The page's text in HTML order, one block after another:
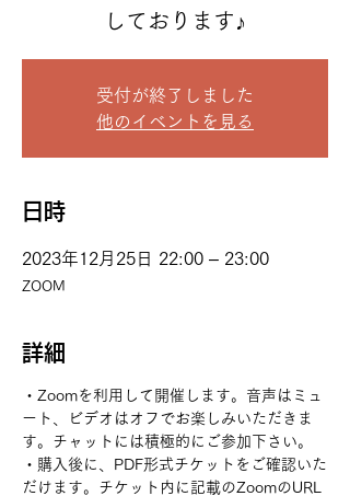
しております♪
受付が終了しました
他のイベントを見る
日時
2023年12月25日 22:00 – 23:00
ZOOM
詳細
・Zoomを利用して開催します。音声はミュ
ート、ビデオはオフでお楽しみいただきま
す。チャットには積極的にご参加下さい。
・購入後に、PDF形式チケットをご確認いた
だけます。チケット内に記載のZoomのURL